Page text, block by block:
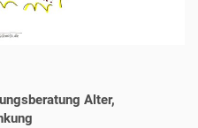
Alter,